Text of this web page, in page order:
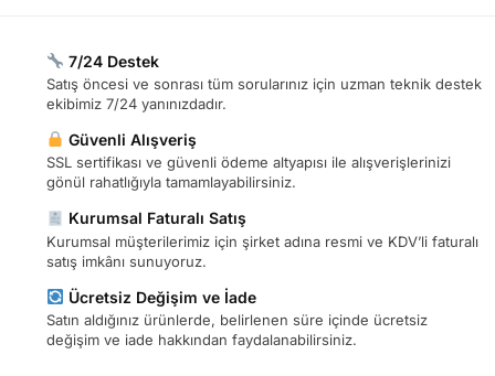
7/24 Destek
Satış öncesi ve sonrası tüm sorularınız için uzman teknik destek
ekibimiz 7/24 yanınızdadır.
Güvenli Alışveriş
SSL sertifikası ve güvenli ödeme altyapısı ile alışverişlerinizi
gönül rahatlığıyla tamamlayabilirsiniz.
Kurumsal Faturalı Satış
Kurumsal müşterilerimiz için şirket adına resmi ve KDV’li faturalı
satış imkânı sunuyoruz.
Ücretsiz Değişim ve İade
Satın aldığınız ürünlerde, belirlenen süre içinde ücretsiz
değişim ve iade hakkından faydalanabilirsiniz.